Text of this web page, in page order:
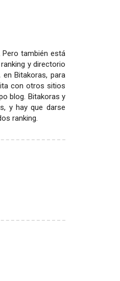
Pero también está
y directorio
Bitakoras, para
con otros sitios
blog. Bitakoras y
y hay que darse
ranking.